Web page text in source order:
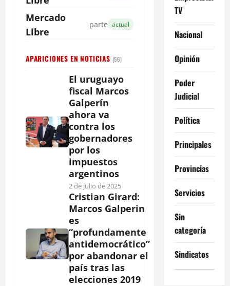
Mercado
Libre
parte actual
APARICIONES EN NOTICIAS (56)
El uruguayo
fiscal Marcos
Galperín
ahora va
contra los
gobernadores
por los
impuestos
argentinos
2 de julio de 2025
Cristian Girard:
Marcos Galperin
es
“profundamente
antidemocrático”
por abandonar el
país tras las
elecciones 2019
TV
Nacional
Opinión
Poder
Judicial
Política
Principales
Provincias
Servicios
Sin
categoría
Sindicatos